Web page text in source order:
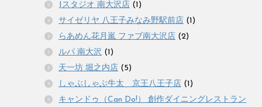
Jスタジオ 南大沢店 (1)
サイゼリヤ 八王子みなみ野駅前店 (1)
らあめん花月嵐 ファブ南大沢店 (2)
ルパ 南大沢 (1)
天一坊 堀之内店 (5)
しゃぶしゃぶ牛太 京王八王子店 (1)
キャンドゥ（Can Do!） 創作ダイニングレストラン